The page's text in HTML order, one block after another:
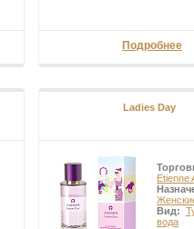
Подробнее
Ladies Day
Etienne
Вид:
вода